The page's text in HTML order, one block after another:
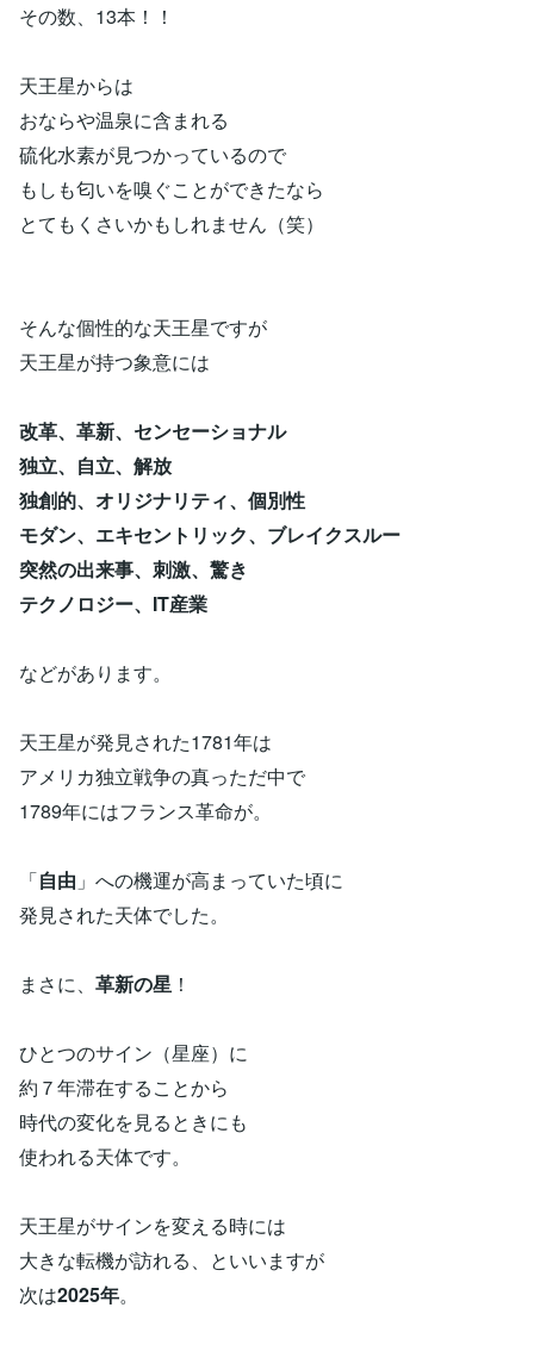
その数、13本！！
天王星からは
おならや温泉に含まれる
硫化水素が見つかっているので
もしも匂いを嗅ぐことができたなら
とてもくさいかもしれません（笑）
そんな個性的な天王星ですが
天王星が持つ象意には
改革、革新、センセーショナル
独立、自立、解放
独創的、オリジナリティ、個別性
モダン、エキセントリック、ブレイクスルー
突然の出来事、刺激、驚き
テクノロジー、IT産業
などがあります。
天王星が発見された1781年は
アメリカ独立戦争の真っただ中で
1789年にはフランス革命が。
「自由 」への機運が高まっていた頃に
発見された天体でした。
まさに、 革新の星 ！
ひとつのサイン（星座）に
約７年滞在することから
時代の変化を見るときにも
使われる天体です。
天王星がサインを変える時には
大きな転機が訪れる、といいますが
次は2025年。